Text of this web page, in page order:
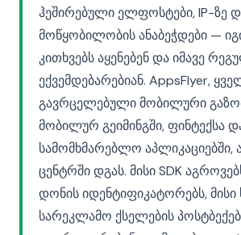
ჰეშირებული ელფოსტები, IP-ზე
მოწყობილობის ანაბეჭდები —
კითხვებს აყენებენ და იმავე
ექვემდებარებიან. AppsFlyer,
გავრცელებული მობილური
მობილურ გეიმინგში, ფინტექსა
სამომხმარებლო აპლიკაციებში,
ცენტრში დგას. მისი SDK
დონის იდენტიფიკატორებს, მისი
სარეკლამო ქსელების